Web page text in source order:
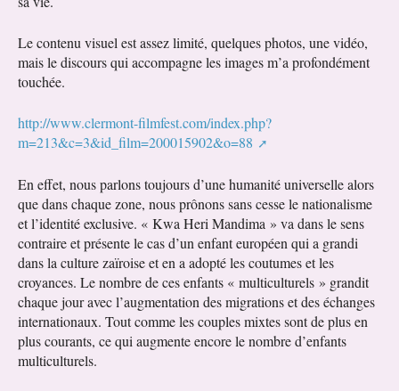
Le contenu visuel est assez limité, quelques photos, une vidéo,
mais le discours qui accompagne les images m’a profondément
touchée.
http://www.clermont-filmfest.com/index.php?
m=213&c=3&id_film=200015902&o=88
En effet, nous parlons toujours d’une humanité universelle alors
que dans chaque zone, nous prônons sans cesse le nationalisme
et l’identité exclusive. « Kwa Heri Mandima » va dans le sens
contraire et présente le cas d’un enfant européen qui a grandi
dans la culture zaïroise et en a adopté les coutumes et les
croyances. Le nombre de ces enfants « multiculturels » grandit
chaque jour avec l’augmentation des migrations et des échanges
internationaux. Tout comme les couples mixtes sont de plus en
plus courants, ce qui augmente encore le nombre d’enfants
multiculturels.